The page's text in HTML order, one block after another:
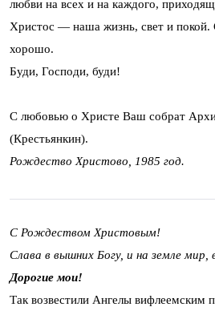
любви на всех и на каждого,
Христос — наша жизнь, свет и покой.
хорошо.
Буди, Господи, буди!
С любовью о Христе Ваш собрат
(Крестьянкин).
Рождество Христово, 1985 год.
С Рождеством Христовым!
Слава в вышних Богу, и на земле мир,
Дорогие мои!
Так возвестили Ангелы вифлеемским